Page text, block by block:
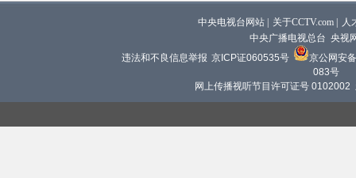
中央电视台网站 关于CCTV.com
人
中央广播电视总台 央视
违法和不良信息举报 京ICP证060535号
京公网安
083号
网上传播视听节目许可证号